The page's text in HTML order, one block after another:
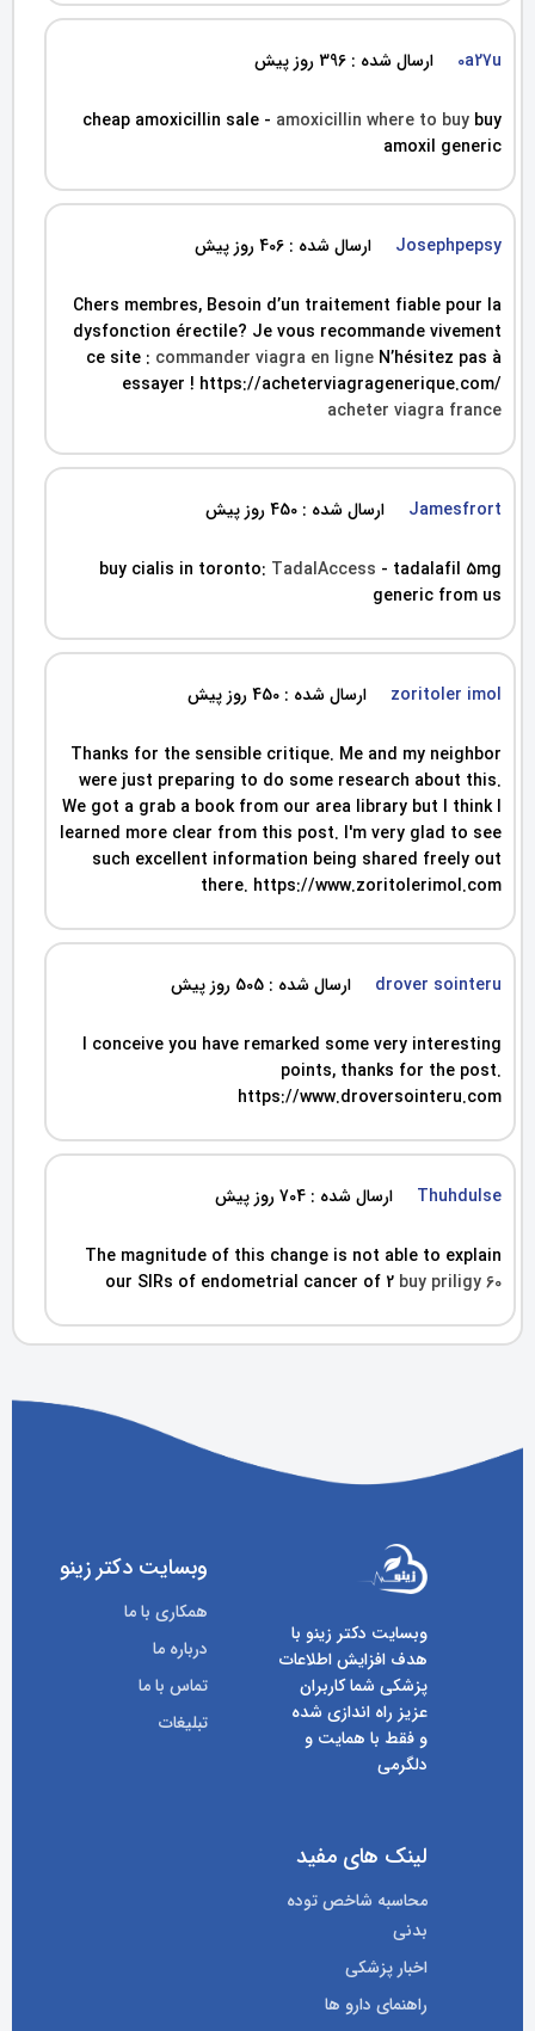
0a27u ارسال شده : 396 روز پیش
cheap amoxicillin sale - amoxicillin where to buy buy
amoxil generic
Josephpepsy ارسال شده : 406 روز پیش
Chers membres, Besoin d’un traitement fiable pour la
dysfonction érectile? Je vous recommande vivement
ce site : commander viagra en ligne N’hésitez pas à
essayer ! https://acheterviagragenerique.com/
acheter viagra france
Jamesfrort ارسال شده : 450 روز پیش
buy cialis in toronto: TadalAccess - tadalafil 5mg
generic from us
zoritoler imol ارسال شده : 450 روز پیش
Thanks for the sensible critique. Me and my neighbor
were just preparing to do some research about this.
We got a grab a book from our area library but I think I
learned more clear from this post. I'm very glad to see
such excellent information being shared freely out
there. https://www.zoritolerimol.com
drover sointeru ارسال شده : 505 روز پیش
I conceive you have remarked some very interesting
points, thanks for the post.
https://www.droversointeru.com
Thuhdulse ارسال شده : 704 روز پیش
The magnitude of this change is not able to explain
our SIRs of endometrial cancer of 2 buy priligy 60
وبسایت دکتر زینو با
هدف افزایش اطلاعات
پزشکی شما کاربران
عزیز راه اندازی شده
و فقط با همایت و
دلگرمی
وبسایت دکتر زینو
همکاری با ما
درباره ما
تماس با ما
تبلیغات
لینک های مفید
محاسبه شاخص توده
بدنی
اخبار پزشکی
راهنمای دارو ها